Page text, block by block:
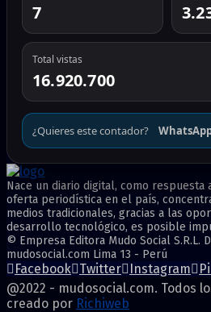
7
Total vistas
16.920.700
¿Quieres este contador?
Nace un diario digital, como respuesta
oferta periodística en el país,
medios tradicionales, gracias a las
desarrollo tecnológico, es posible
© Empresa Editora Mudo Social S.R.L.
mudosocial.com Lima 13 - Perú
Facebook Twitter Instagram
@2022 - mudosocial.com. Todos
creado por Richiweb